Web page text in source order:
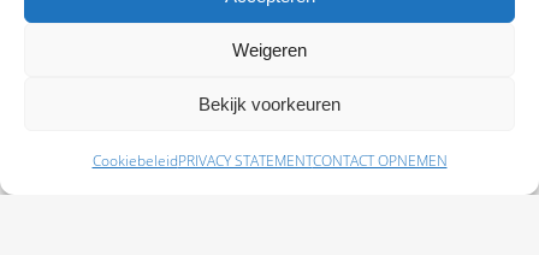
Weigeren
Bekijk voorkeuren
CookiebeleidPRIVACY STATEMENTCONTACT OPNEMEN
Schade melden Afspraak maken Polissen